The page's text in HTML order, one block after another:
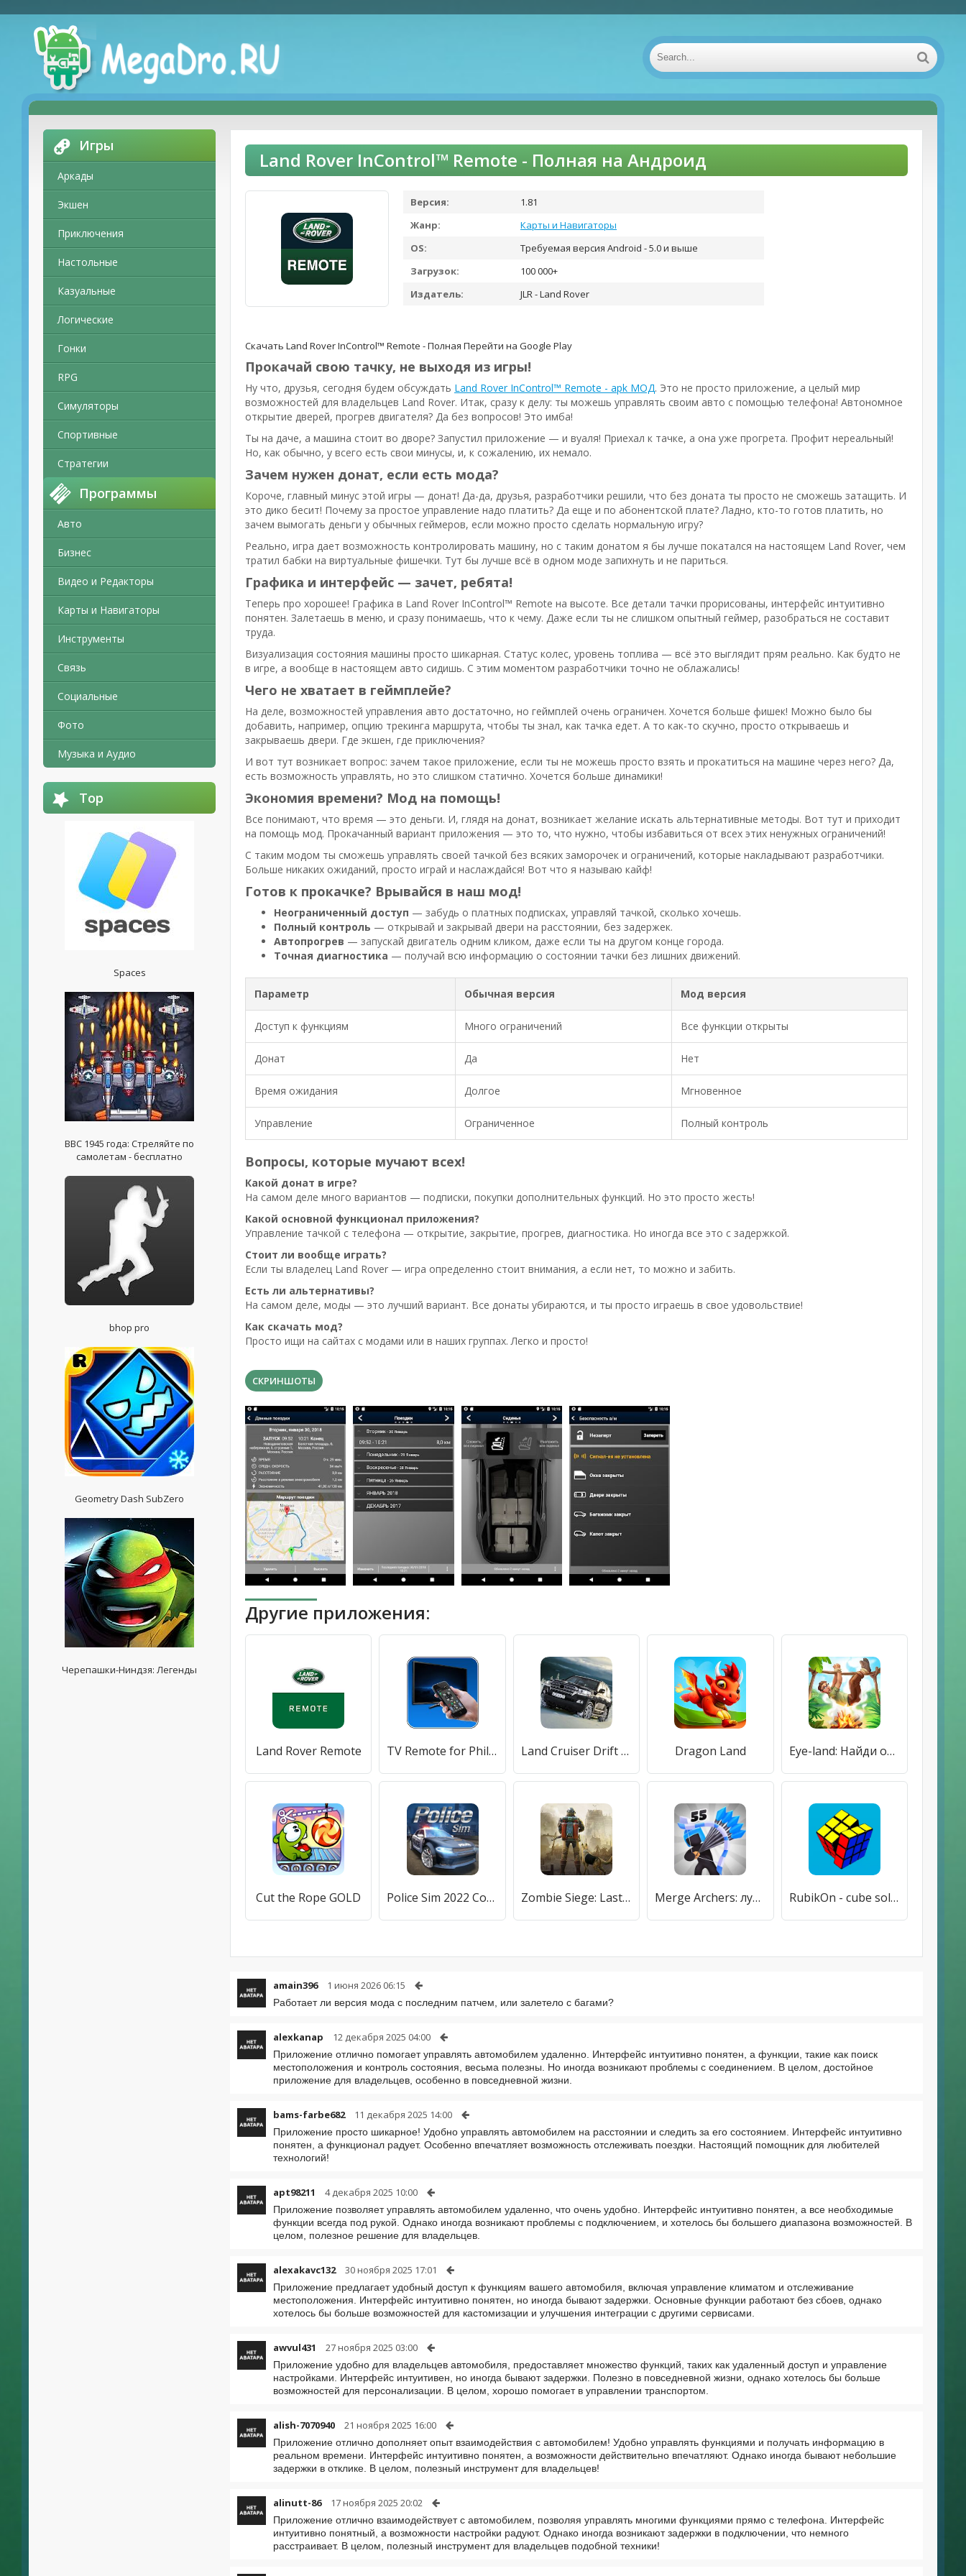
Игры
Аркады
Экшен
Приключения
Настольные
Казуальные
Логические
Гонки
RPG
Симуляторы
Спортивные
Стратегии
Программы
Авто
Бизнес
Видео и Редакторы
Карты и Навигаторы
Инструменты
Связь
Социальные
Фото
Музыка и Аудио
Top
Spaces
ВВС 1945 года: Стреляйте по
самолетам - бесплатно
bhop pro
Geometry Dash SubZero
Черепашки-Ниндзя: Легенды
Land Rover InControl™ Remote - Полная на Андроид
Версия:
1.81
Жанр:
Карты и Навигаторы
OS:
Требуемая версия Android - 5.0 и выше
Загрузок:
100 000+
Издатель:
JLR - Land Rover
Скачать Land Rover InControl™ Remote - Полная Перейти на Google Play
Прокачай свою тачку, не выходя из игры!
Ну что, друзья, сегодня будем обсуждать Land Rover InControl™ Remote - apk МОД. Это не просто приложение, а целый мир
возможностей для владельцев Land Rover. Итак, сразу к делу: ты можешь управлять своим авто с помощью телефона! Автономное
открытие дверей, прогрев двигателя? Да без вопросов! Это имба!
Ты на даче, а машина стоит во дворе? Запустил приложение — и вуаля! Приехал к тачке, а она уже прогрета. Профит нереальный!
Но, как обычно, у всего есть свои минусы, и, к сожалению, их немало.
Зачем нужен донат, если есть мода?
Короче, главный минус этой игры — донат! Да-да, друзья, разработчики решили, что без доната ты просто не сможешь затащить. И
это дико бесит! Почему за простое управление надо платить? Да еще и по абонентской плате? Ладно, кто-то готов платить, но
зачем вымогать деньги у обычных геймеров, если можно просто сделать нормальную игру?
Реально, игра дает возможность контролировать машину, но с таким донатом я бы лучше покатался на настоящем Land Rover, чем
тратил бабки на виртуальные фишечки. Тут бы лучше всё в одном моде запихнуть и не париться.
Графика и интерфейс — зачет, ребята!
Теперь про хорошее! Графика в Land Rover InControl™ Remote на высоте. Все детали тачки прорисованы, интерфейс интуитивно
понятен. Залетаешь в меню, и сразу понимаешь, что к чему. Даже если ты не слишком опытный геймер, разобраться не составит
труда.
Визуализация состояния машины просто шикарная. Статус колес, уровень топлива — всё это выглядит прям реально. Как будто не
в игре, а вообще в настоящем авто сидишь. С этим моментом разработчики точно не облажались!
Чего не хватает в геймплейе?
На деле, возможностей управления авто достаточно, но геймплей очень ограничен. Хочется больше фишек! Можно было бы
добавить, например, опцию трекинга маршрута, чтобы ты знал, как тачка едет. А то как-то скучно, просто открываешь и
закрываешь двери. Где экшен, где приключения?
И вот тут возникает вопрос: зачем такое приложение, если ты не можешь просто взять и прокатиться на машине через него? Да,
есть возможность управлять, но это слишком статично. Хочется больше динамики!
Экономия времени? Мод на помощь!
Все понимают, что время — это деньги. И, глядя на донат, возникает желание искать альтернативные методы. Вот тут и приходит
на помощь мод. Прокачанный вариант приложения — это то, что нужно, чтобы избавиться от всех этих ненужных ограничений!
С таким модом ты сможешь управлять своей тачкой без всяких заморочек и ограничений, которые накладывают разработчики.
Больше никаких ожиданий, просто играй и наслаждайся! Вот что я называю кайф!
Готов к прокачке? Врывайся в наш мод!
Неограниченный доступ — забудь о платных подписках, управляй тачкой, сколько хочешь.
Полный контроль — открывай и закрывай двери на расстоянии, без задержек.
Автопрогрев — запускай двигатель одним кликом, даже если ты на другом конце города.
Точная диагностика — получай всю информацию о состоянии тачки без лишних движений.
Параметр Обычная версия Мод версия
Доступ к функциям Много ограничений Все функции открыты
Донат Да Нет
Время ожидания Долгое Мгновенное
Управление Ограниченное Полный контроль
Вопросы, которые мучают всех!
Какой донат в игре?
На самом деле много вариантов — подписки, покупки дополнительных функций. Но это просто жесть!
Какой основной функционал приложения?
Управление тачкой с телефона — открытие, закрытие, прогрев, диагностика. Но иногда все это с задержкой.
Стоит ли вообще играть?
Если ты владелец Land Rover — игра определенно стоит внимания, а если нет, то можно и забить.
Есть ли альтернативы?
На самом деле, моды — это лучший вариант. Все донаты убираются, и ты просто играешь в свое удовольствие!
Как скачать мод?
Просто ищи на сайтах с модами или в наших группах. Легко и просто!
СКРИНШОТЫ
Другие приложения:
Land Rover Remote TV Remote for Philips Land Cruiser Drift Simulator Dragon Land Eye-land: Найди отличия & Приключения на острове
Cut the Rope GOLD Police Sim 2022 Cop Simulator Zombie Siege: Last Civilization Merge Archers: лучники мердж RubikOn - cube solver
amain396 1 июня 2026 06:15
Работает ли версия мода с последним патчем, или залетело с багами?
alexkanap 12 декабря 2025 04:00
Приложение отлично помогает управлять автомобилем удаленно. Интерфейс интуитивно понятен, а функции, такие как поиск
местоположения и контроль состояния, весьма полезны. Но иногда возникают проблемы с соединением. В целом, достойное
приложение для владельцев, особенно в повседневной жизни.
bams-farbe682 11 декабря 2025 14:00
Приложение просто шикарное! Удобно управлять автомобилем на расстоянии и следить за его состоянием. Интерфейс интуитивно
понятен, а функционал радует. Особенно впечатляет возможность отслеживать поездки. Настоящий помощник для любителей
технологий!
apt98211 4 декабря 2025 10:00
Приложение позволяет управлять автомобилем удаленно, что очень удобно. Интерфейс интуитивно понятен, а все необходимые
функции всегда под рукой. Однако иногда возникают проблемы с подключением, и хотелось бы большего диапазона возможностей. В
целом, полезное решение для владельцев.
alexakavc132 30 ноября 2025 17:01
Приложение предлагает удобный доступ к функциям вашего автомобиля, включая управление климатом и отслеживание
местоположения. Интерфейс интуитивно понятен, но иногда бывают задержки. Основные функции работают без сбоев, однако
хотелось бы больше возможностей для кастомизации и улучшения интеграции с другими сервисами.
awvul431 27 ноября 2025 03:00
Приложение удобно для владельцев автомобиля, предоставляет множество функций, таких как удаленный доступ и управление
настройками. Интерфейс интуитивен, но иногда бывают задержки. Полезно в повседневной жизни, однако хотелось бы больше
возможностей для персонализации. В целом, хорошо помогает в управлении транспортом.
alish-7070940 21 ноября 2025 16:00
Приложение отлично дополняет опыт взаимодействия с автомобилем! Удобно управлять функциями и получать информацию в
реальном времени. Интерфейс интуитивно понятен, а возможности действительно впечатляют. Однако иногда бывают небольшие
задержки в отклике. В целом, полезный инструмент для владельцев!
alinutt-86 17 ноября 2025 20:02
Приложение отлично взаимодействует с автомобилем, позволяя управлять многими функциями прямо с телефона. Интерфейс
интуитивно понятный, а возможности настройки радуют. Однако иногда возникают задержки в подключении, что немного
расстраивает. В целом, полезный инструмент для владельцев подобной техники!